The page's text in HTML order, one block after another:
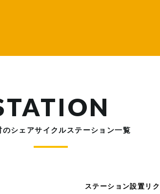
のシェアサイクルステーション一覧
ステーション設置リ